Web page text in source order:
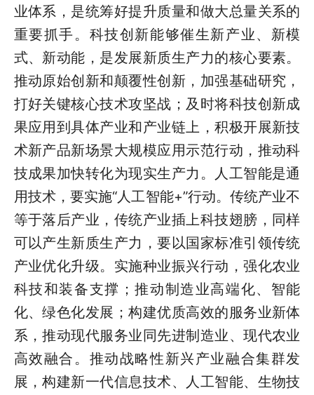
业体系，是统筹好提升质量和做大总量关系的
重要抓手。科技创新能够催生新产业、新模
式、新动能，是发展新质生产力的核心要素。
推动原始创新和颠覆性创新，加强基础研究，
打好关键核心技术攻坚战；及时将科技创新成
果应用到具体产业和产业链上，积极开展新技
术新产品新场景大规模应用示范行动，推动科
技成果加快转化为现实生产力。人工智能是通
用技术，要实施“人工智能+”行动。传统产业不
等于落后产业，传统产业插上科技翅膀，同样
可以产生新质生产力，要以国家标准引领传统
产业优化升级。实施种业振兴行动，强化农业
科技和装备支撑；推动制造业高端化、智能
化、绿色化发展；构建优质高效的服务业新体
系，推动现代服务业同先进制造业、现代农业
高效融合。推动战略性新兴产业融合集群发
展，构建新一代信息技术、人工智能、生物技